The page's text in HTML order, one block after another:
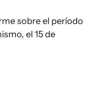
sobre el período
el 15 de